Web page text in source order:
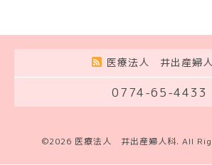
医療法人 井出産婦
0774-65-4433
©2026 医療法人 井出産婦人科. All